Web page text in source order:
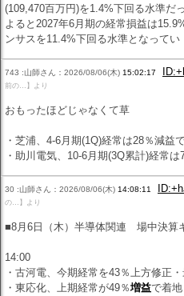
(109,470百万円)を1.4%下回る水準だ
よると2027年6月期の経常損益は
ンサスを11.4%下回る水準となってい
743 :山師さん：2026/08/06(木) 15:02:17
前の…】より
おもったほどじゃなくて草
・芝浦、4-6月期(1Q)経常は28％減益
・助川電気、10-6月期(3Q累計)経常は
30 :山師さん：2026/08/06(木) 14:08:11
の…】より
■8月6日（木）半導体関連 場中決算
14:00
・古河電、今期経常を43％上方修正
・東応化、上期経常が49％増益で着